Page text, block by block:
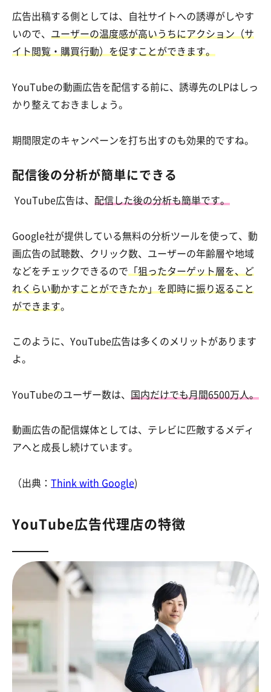
広告出稿する側としては、自社サイトへの誘導がしやす
いので、
ユーザーの温度感が高いうちにアクション（サ
イト閲覧・購買行動）を促すことができます。
YouTubeの動画広告を配信する前に、誘導先のLPはしっ
かり整えておきましょう。
期間限定のキャンペーンを打ち出すのも効果的ですね。
配信後の分析が簡単にできる
YouTube広告は、 配信した後の分析も簡単です。
Google社が提供している無料の分析ツールを使って、動
画広告の試聴数、クリック数、ユーザーの年齢層や地域
などをチェックできるので 「狙ったターゲット層を、ど
れくらい動かすことができたか」を即時に振り返ること
ができます。
このように、YouTube広告は多くのメリットがあります
よ。
YouTubeのユーザー数は、 国内だけでも月間6500万人。
動画広告の配信媒体としては、テレビに匹敵するメディ
アへと成長し続けています。
（出典： Think with Google)
YouTube広告代理店の特徴